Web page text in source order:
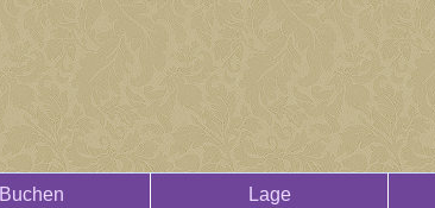
Buchen Lage